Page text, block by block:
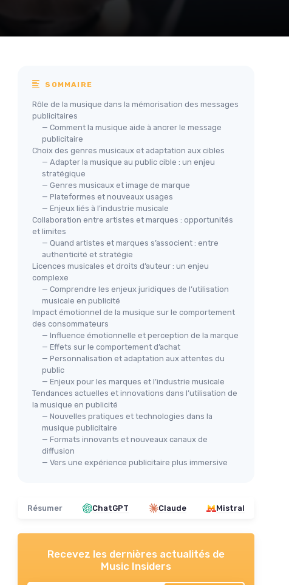
SOMMAIRE
Rôle de la musique dans la mémorisation des messages
publicitaires
— Comment la musique aide à ancrer le message
publicitaire
Choix des genres musicaux et adaptation aux cibles
— Adapter la musique au public cible : un enjeu
stratégique
— Genres musicaux et image de marque
— Plateformes et nouveaux usages
— Enjeux liés à l’industrie musicale
Collaboration entre artistes et marques : opportunités
et limites
— Quand artistes et marques s’associent : entre
authenticité et stratégie
Licences musicales et droits d’auteur : un enjeu
complexe
— Comprendre les enjeux juridiques de l’utilisation
musicale en publicité
Impact émotionnel de la musique sur le comportement
des consommateurs
— Influence émotionnelle et perception de la marque
— Effets sur le comportement d’achat
— Personnalisation et adaptation aux attentes du
public
— Enjeux pour les marques et l’industrie musicale
Tendances actuelles et innovations dans l’utilisation de
la musique en publicité
— Nouvelles pratiques et technologies dans la
musique publicitaire
— Formats innovants et nouveaux canaux de
diffusion
— Vers une expérience publicitaire plus immersive
Résumer ChatGPT Claude Mistral
Recevez les dernières actualités de
Music Insiders